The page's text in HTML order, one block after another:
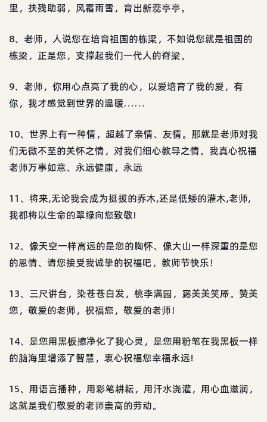
里，扶残助弱，风霜雨雪，育出新蕊亭亭。
8、老师，人说您在培育祖国的栋梁，不如说您就是祖国的
栋梁，正是您，支撑起我们一代人的脊梁。
9、老师，你用心点亮了我的心，以爱培育了我的爱，有
你，我才感觉到世界的温暖……
10、世界上有一种情，超越了亲情、友情。那就是老师对我
们无微不至的关怀之情，对我们细心教导之情。我真心祝福
老师万事如意、永远健康，永远
11、将来,无论我会成为挺拔的乔木,还是低矮的灌木,老师,
我都将以生命的翠绿向您致敬!
12、像天空一样高远的是您的胸怀、像大山一样深重的是您
的恩情、请您接受我诚挚的祝福吧，教师节快乐！
13、三尺讲台，染苍苍白发，桃李满园，露美美笑厣。赞美
您，敬爱的老师，祝福您，敬爱的老师！
14、是您用黑板擦净化了我心灵，是您用粉笔在我黑板一样
的脑海里增添了智慧，衷心祝福您幸福永远!
15、用语言播种，用彩笔耕耘，用汗水浇灌，用心血滋润，
这就是我们敬爱的老师崇高的劳动。